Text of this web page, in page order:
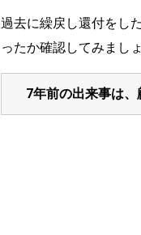
過去に繰戻し還付をし
ったか確認してみましょ
7年前の出来事は、